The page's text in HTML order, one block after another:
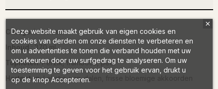
Categorie: Classic
: 370 ml
Topnoten: Perzik, framboos, peer
Hartnoten: Lelietje-van-dalen, frisse bloemige akkoorden
Deze website maakt gebruik van eigen cookies en
cookies van derden om onze diensten te verbeteren en
om u advertenties te tonen die verband houden met uw
voorkeuren door uw surfgedrag te analyseren. Om uw
toestemming te geven voor het gebruik ervan, drukt u
op de knop Accepteren.